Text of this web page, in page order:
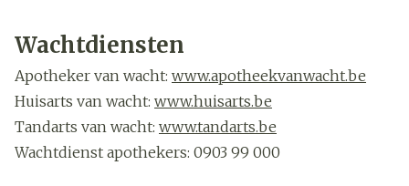
Child focus: 110
Wachtdiensten
Apotheker van wacht: www.apotheekvanwacht.be
Huisarts van wacht: www.huisarts.be
Tandarts van wacht: www.tandarts.be
Wachtdienst apothekers: 0903 99 000